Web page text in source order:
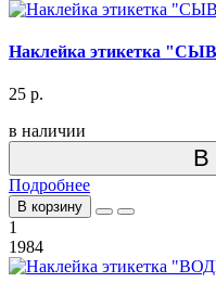
Наклейка этикетка
25 р.
в наличии
В
Подробнее
В корзину
1
1984